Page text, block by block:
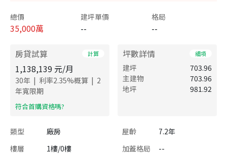
總價
35,000萬
建坪單價
--
格局
--
房貸試算 計算
1,138,139 元/月
30年 | 利率2.35%概算 | 2
年寬限期
​符合首購資格嗎?
坪數詳情 細項
建坪
703.96
主建物
703.96
地坪
981.92
類型 廠房 屋齡
7.2年
樓層
1樓/0樓 加蓋格局
--